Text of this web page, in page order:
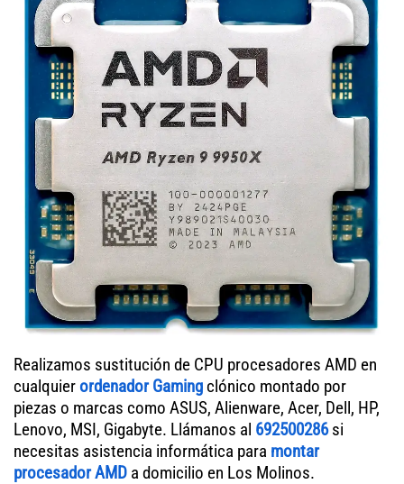
Realizamos sustitución de CPU procesadores AMD en
cualquierordenador Gaming clónico montado por
piezas o marcas como ASUS, Alienware, Acer, Dell, HP,
Lenovo, MSI, Gigabyte. Llámanos al 692500286si
necesitas asistencia informática para montar
procesador AMD a domicilio en Los Molinos.